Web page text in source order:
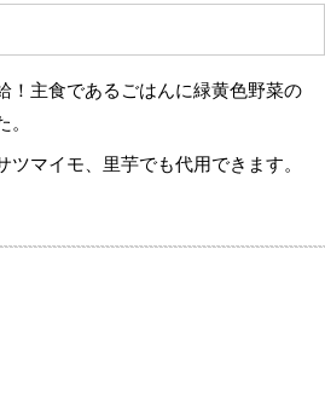
！主食であるごはんに緑黄色野菜の
ツマイモ、里芋でも代用できます。